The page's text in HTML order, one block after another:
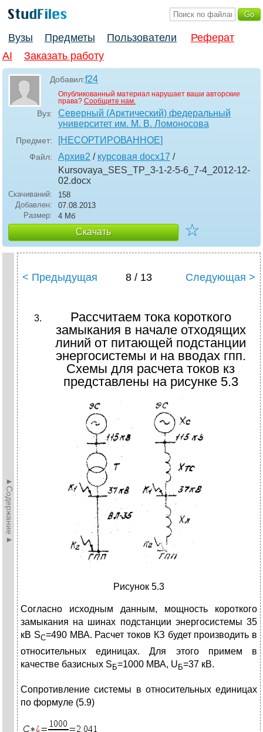
Вузы Предметы Пользователи
Реферат
AI
Заказать работу
Добавил:f24
Опубликованный материал нарушает ваши авторские
права? Сообщите нам.
Вуз:
Северный (Арктический) федеральный
университет им. М. В. Ломоносова
Предмет: [НЕСОРТИРОВАННОЕ]
Файл: Архив2 / курсовая docx17 /
Kursovaya_SES_TP_3-1-2-5-6_7-4_2012-12-
02.docx
Скачиваний:
158
Добавлен:
07.08.2013
Размер:
4 Мб
Скачать ☆
►Содержание►
< Предыдущая 8 / 13 Следующая >
Рассчитаем тока короткого
замыкания в начале отходящих
линий от питающей подстанции
энергосистемы и на вводах гпп.
Схемы для расчета токов кз
представлены на рисунке 5.3
Рисунок 5.3
Согласно исходным данным, мощность короткого
замыкания на шинах подстанции энергосистемы 35
кВ SС=490 МВА. Расчет токов КЗ будет производить в
относительных единицах. Для этого примем в
качестве базисных S Б=1000 МВА, U Б=37 кВ.
Сопротивление системы в относительных единицах
по формуле (5.9)